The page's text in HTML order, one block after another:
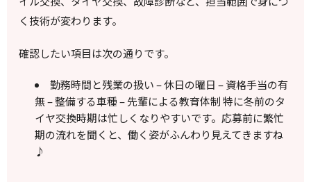
く技術が変わります。
確認したい項目は次の通りです。
勤務時間と残業の扱い – 休日の曜日 – 資格手当の有
無 – 整備する車種 – 先輩による教育体制 特に冬前のタ
イヤ交換時期は忙しくなりやすいです。応募前に繁忙
期の流れを聞くと、働く姿がふんわり見えてきますね
♪